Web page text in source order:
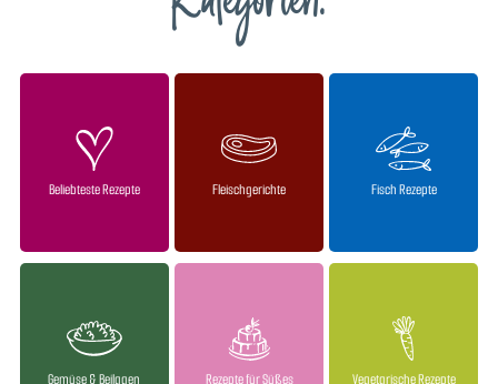
Beliebteste Rezepte Fleischgerichte Fisch Rezepte
Gemüse & Beilagen Rezepte für Süßes Vegetarische Rezepte